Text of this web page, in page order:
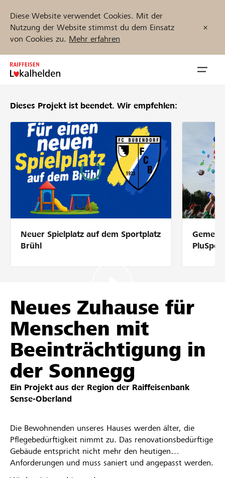
Diese Website verwendet Cookies. Mit der
Nutzung der Website stimmst du dem Einsatz
von Cookies zu. Mehr erfahren
Zum
Inhalt
Unterstützen
Hilfe & Support
Partner / Raiffeisenbank
Anmelden
Registrieren
Projekte und Organisationen finden
DE FR IT
Dieses Projekt ist beendet. Wir empfehlen:
Neuer Spielplatz auf dem Sportplatz
Brühl
Neues Zuhause für
Menschen mit
Beeinträchtigung in
der Sonnegg
Ein Projekt aus der Region der Raiffeisenbank
Sense-Oberland
Die Bewohnenden unseres Hauses werden älter, die
Pflegebedürftigkeit nimmt zu. Das renovationsbedürftige
Gebäude entspricht nicht mehr den heutigen
Anforderungen und muss saniert und angepasst werden.